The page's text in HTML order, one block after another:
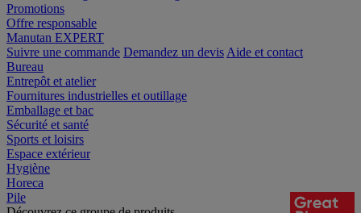
Promotions
Offre responsable
Manutan EXPERT
Suivre une commande Demandez un devis Aide et contact
Bureau
Entrepôt et atelier
Fournitures industrielles et outillage
Emballage et bac
Sécurité et santé
Sports et loisirs
Espace extérieur
Hygiène
Horeca
Pile